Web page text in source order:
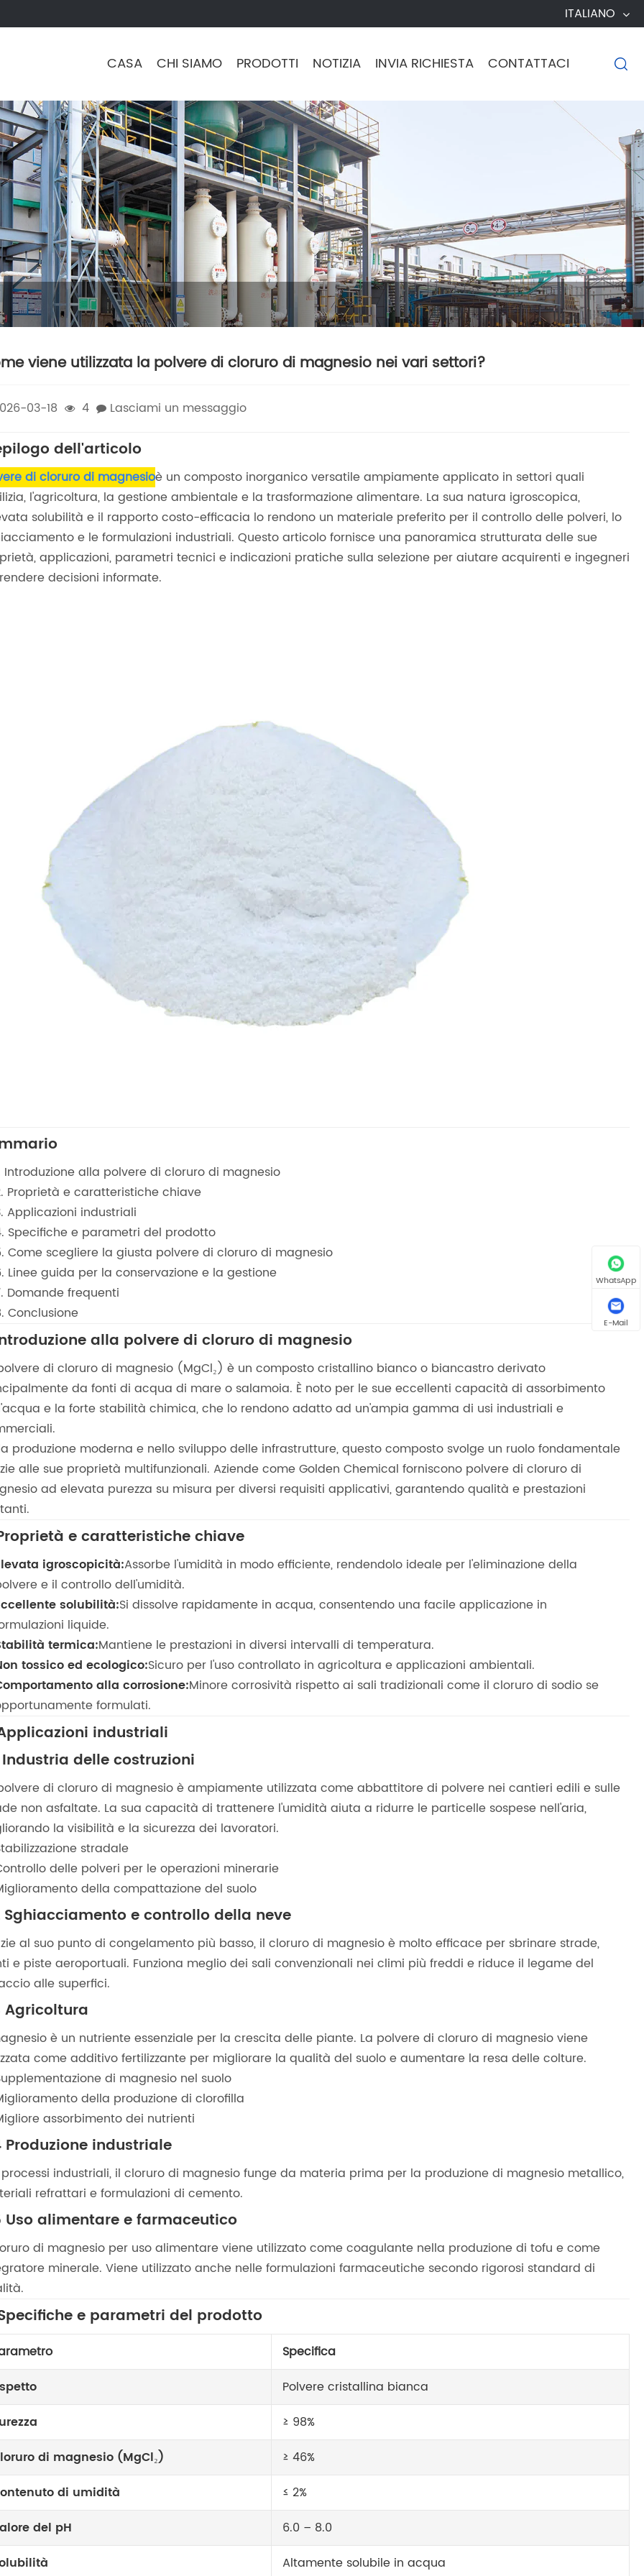
ITALIANO
CASA CHI SIAMO PRODOTTI NOTIZIA INVIA RICHIESTA CONTATTACI 
viene utilizzata la polvere di cloruro di magnesio nei vari settori?
03-18 4 Lasciami un messaggio
dell'articolo
di cloruro di magnesioè un composto inorganico versatile ampiamente applicato in settori quali
l'agricoltura, la gestione ambientale e la trasformazione alimentare. La sua natura igroscopica,
solubilità e il rapporto costo-efficacia lo rendono un materiale preferito per il controllo delle polveri, lo
e le formulazioni industriali. Questo articolo fornisce una panoramica strutturata delle sue
applicazioni, parametri tecnici e indicazioni pratiche sulla selezione per aiutare acquirenti e ingegneri
decisioni informate.
Introduzione alla polvere di cloruro di magnesio
Proprietà e caratteristiche chiave
Applicazioni industriali
Specifiche e parametri del prodotto
Come scegliere la giusta polvere di cloruro di magnesio
Linee guida per la conservazione e la gestione
Domande frequenti
Conclusione
alla polvere di cloruro di magnesio
di cloruro di magnesio (MgCl₂) è un composto cristallino bianco o biancastro derivato
da fonti di acqua di mare o salamoia. È noto per le sue eccellenti capacità di assorbimento
e la forte stabilità chimica, che lo rendono adatto ad un'ampia gamma di usi industriali e
produzione moderna e nello sviluppo delle infrastrutture, questo composto svolge un ruolo fondamentale
alle sue proprietà multifunzionali. Aziende come Golden Chemical forniscono polvere di cloruro di
ad elevata purezza su misura per diversi requisiti applicativi, garantendo qualità e prestazioni
e caratteristiche chiave
igroscopicità:Assorbe l'umidità in modo efficiente, rendendolo ideale per l'eliminazione della
e il controllo dell'umidità.
solubilità:Si dissolve rapidamente in acqua, consentendo una facile applicazione in
liquide.
termica:Mantiene le prestazioni in diversi intervalli di temperatura.
tossico ed ecologico:Sicuro per l'uso controllato in agricoltura e applicazioni ambientali.
alla corrosione:Minore corrosività rispetto ai sali tradizionali come il cloruro di sodio se
formulati.
industriali
Industria delle costruzioni
di cloruro di magnesio è ampiamente utilizzata come abbattitore di polvere nei cantieri edili e sulle
non asfaltate. La sua capacità di trattenere l'umidità aiuta a ridurre le particelle sospese nell'aria,
la visibilità e la sicurezza dei lavoratori.
stradale
delle polveri per le operazioni minerarie
della compattazione del suolo
Sghiacciamento e controllo della neve
al suo punto di congelamento più basso, il cloruro di magnesio è molto efficace per sbrinare strade,
e piste aeroportuali. Funziona meglio dei sali convenzionali nei climi più freddi e riduce il legame del
alle superfici.
Agricoltura
è un nutriente essenziale per la crescita delle piante. La polvere di cloruro di magnesio viene
come additivo fertilizzante per migliorare la qualità del suolo e aumentare la resa delle colture.
di magnesio nel suolo
della produzione di clorofilla
assorbimento dei nutrienti
Produzione industriale
processi industriali, il cloruro di magnesio funge da materia prima per la produzione di magnesio metallico,
refrattari e formulazioni di cemento.
Uso alimentare e farmaceutico
di magnesio per uso alimentare viene utilizzato come coagulante nella produzione di tofu e come
minerale. Viene utilizzato anche nelle formulazioni farmaceutiche secondo rigorosi standard di
e parametri del prodotto
Specifica
Polvere cristallina bianca
≥ 98%
di magnesio (MgCl₂)
≥ 46%
di umidità
≤ 2%
del pH
6.0 – 8.0
Altamente solubile in acqua
WhatsApp
E-Mail